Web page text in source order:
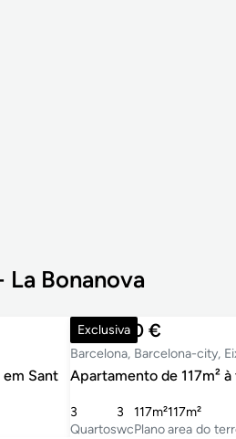
La Bonanova
Sant
Exclusiva
860.000 €
Barcelona, Barcelona-city,
Apartamento de 117m²
Quartos
3
wc
3
Plano
117m²
area do
117m²